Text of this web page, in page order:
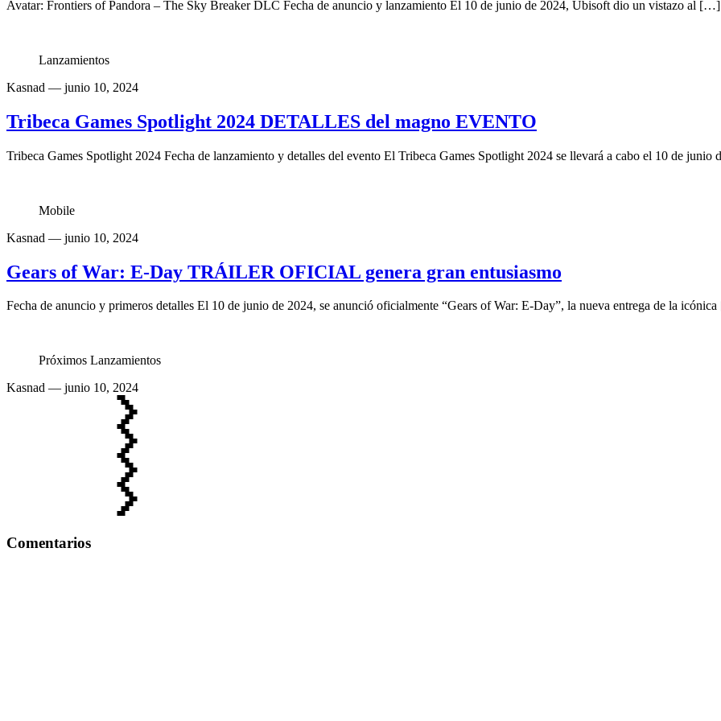
Avatar: Frontiers of Pandora – The Sky Breaker DLC Fecha de anuncio y lanzamiento El 10 de junio de 2024, Ubisoft dio un vistazo al […]
Lanzamientos
Kasnad — junio 10, 2024
Tribeca Games Spotlight 2024 DETALLES del magno EVENTO
Tribeca Games Spotlight 2024 Fecha de lanzamiento y detalles del evento El Tribeca Games Spotlight 2024 se llevará a cabo el 10 de
Mobile
Kasnad — junio 10, 2024
Gears of War: E-Day TRÁILER OFICIAL genera gran entusiasmo
Fecha de anuncio y primeros detalles El 10 de junio de 2024, se anunció oficialmente “Gears of War: E-Day”, la nueva entrega de la
Próximos Lanzamientos
Kasnad — junio 10, 2024
Comentarios